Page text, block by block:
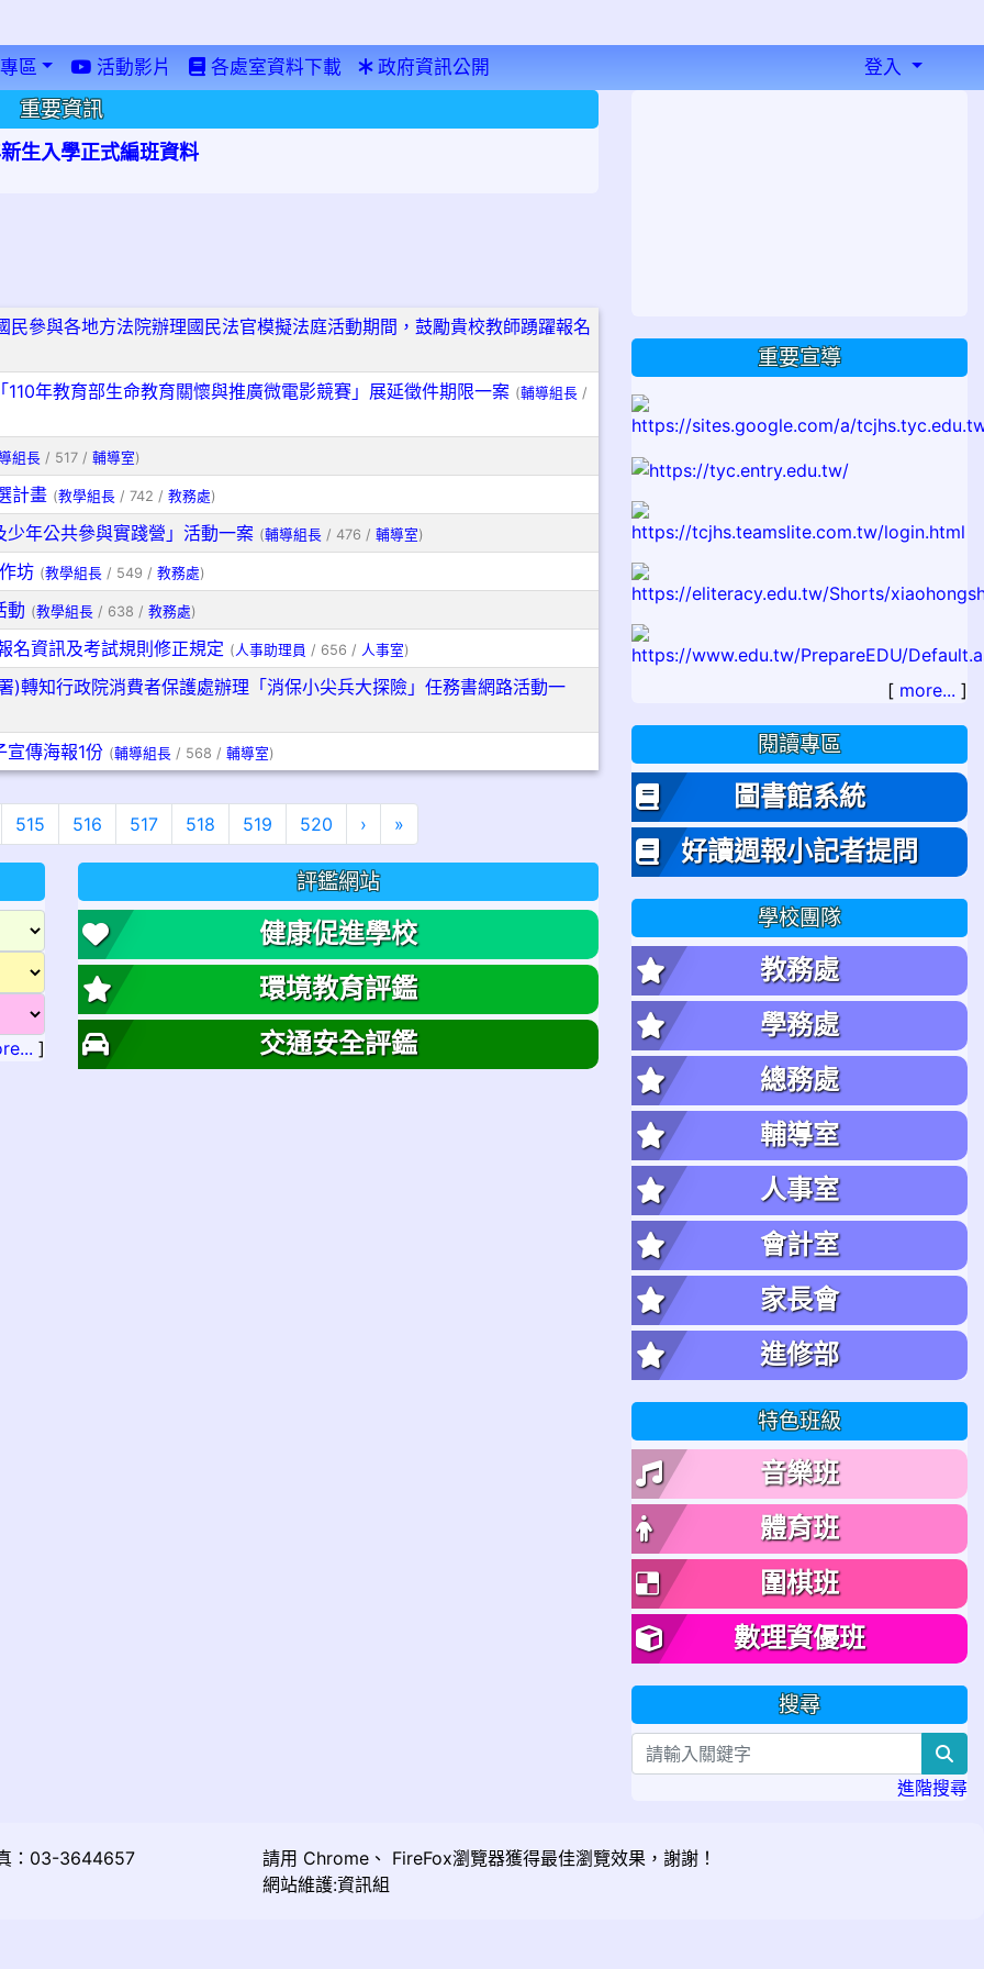
區 活動影片 各處室資料下載 政府資訊公開 登入
重要資訊
生入學正式編班資料
參與各地方法院辦理國民法官模擬法庭活動期間，鼓勵貴校教師踴躍報名
年教育部生命教育關懷與推廣微電影競賽」展延徵件期限一案 (輔導組長/
組長/ 517 / 輔導室)
計畫 (教學組長/ 742 / 教務處)
年公共參與實踐營」活動一案 (輔導組長/ 476 / 輔導室)
坊 (教學組長/ 549 / 教務處)
動 (教學組長/ 638 / 教務處)
名資訊及考試規則修正規定 ( 人事助理員 / 656 / 人事室)
)轉知行政院消費者保護處辦理「消保小尖兵大探險」任務書網路活動一
傳海報1份 (輔導組長/ 568 / 輔導室)
515 516 517 518 519 520 › 下一頁
»
]
評鑑網站
健康促進學校
環境教育評鑑
交通安全評鑑
重要宣導
[ more... ]
閱讀專區
圖書館系統
好讀週報小記者提問
學校團隊
教務處
學務處
總務處
輔導室
人事室
會計室
家長會
進修部
特色班級
音樂班
體育班
圍棋班
數理資優班
搜尋
進階搜尋
：03-3644657 請用 Chrome 、 FireFox瀏覽器獲得最佳瀏覽效果，謝謝！
網站維護:資訊組